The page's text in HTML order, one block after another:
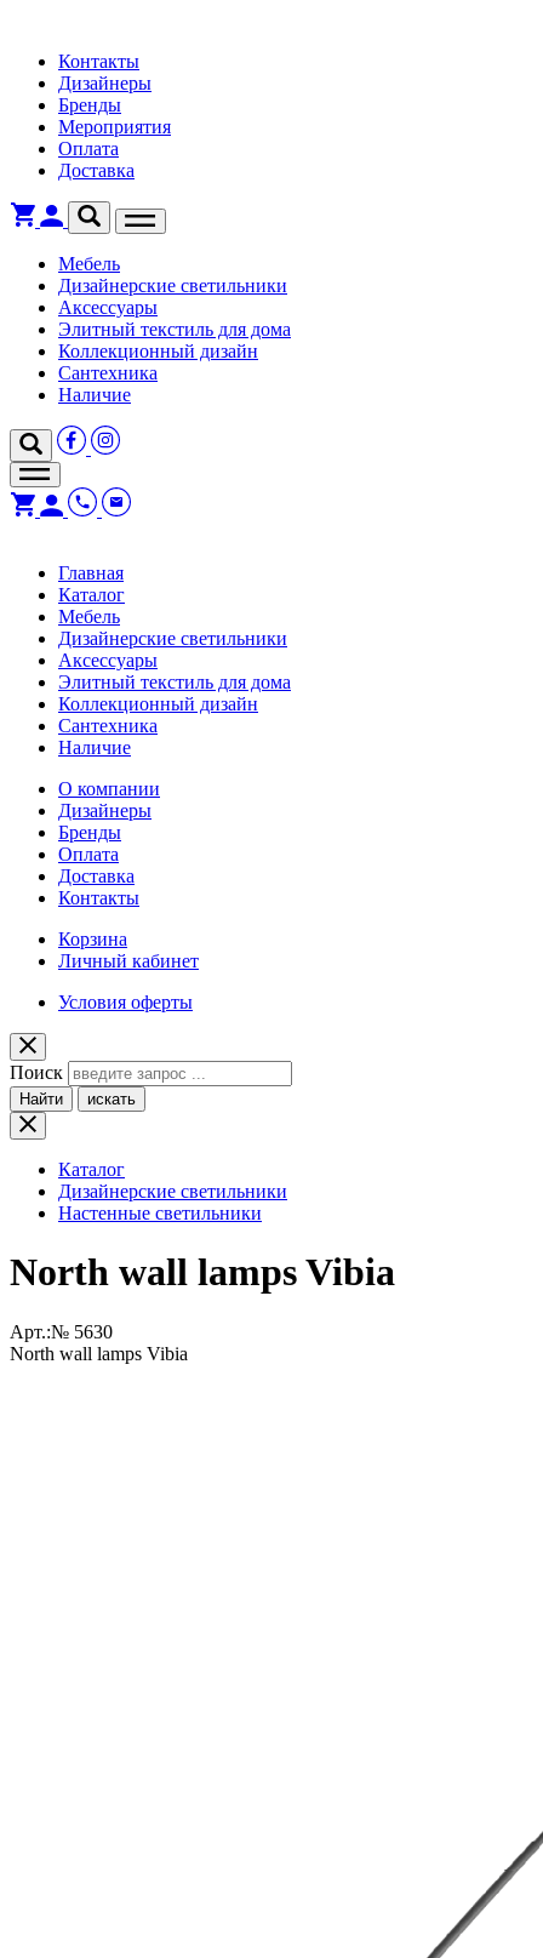
Контакты
Дизайнеры
Бренды
Мероприятия
Оплата
Доставка
Мебель
Дизайнерские светильники
Аксессуары
Элитный текстиль для дома
Коллекционный дизайн
Сантехника
Наличие
Главная
Каталог
Мебель
Дизайнерские светильники
Аксессуары
Элитный текстиль для дома
Коллекционный дизайн
Сантехника
Наличие
О компании
Дизайнеры
Бренды
Оплата
Доставка
Контакты
Корзина
Личный кабинет
Условия оферты
Поиск
Найти искать
Каталог
Дизайнерские светильники
Настенные светильники
North wall lamps Vibia
Арт.:№ 5630
North wall lamps Vibia